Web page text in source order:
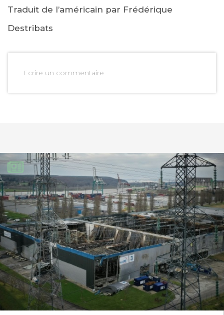
Traduit de l’américain par Frédérique
Destribats
Ecrire un commentaire